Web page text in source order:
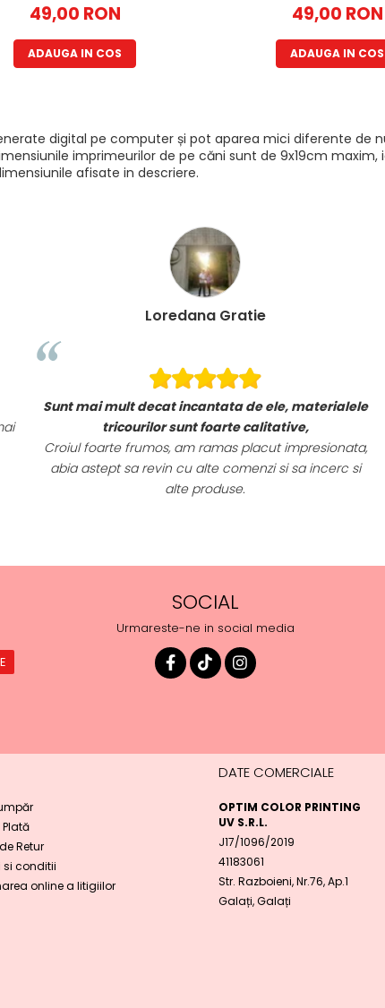
49,00 RON
ADAUGA IN COS
49,00 RON
ADAUGA IN COS
digital pe computer și pot aparea mici diferente de
imprimeurilor de pe căni sunt de 9x19cm
afisate in descriere.
Loredana Gratie
Sunt mai mult decat incantata de ele, materialele
tricourilor sunt foarte calitative,
Croiul foarte frumos, am ramas placut impresionata,
abia astept sa revin cu alte comenzi si sa incerc si
alte produse.
SOCIAL
Urmareste-ne in social media
Retur
si conditii
online a litigiilor
DATE COMERCIALE
OPTIM COLOR PRINTING
UV S.R.L.
J17/1096/2019
41183061
Str. Razboieni, Nr.76, Ap.1
Galați, Galați